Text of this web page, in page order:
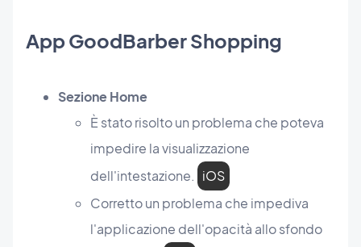
App GoodBarber Shopping
Sezione Home
È stato risolto un problema che poteva
impedire la visualizzazione
dell'intestazione. iOS
Corretto un problema che impediva
l'applicazione dell'opacità allo sfondo